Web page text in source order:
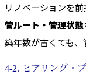
リノベーションを
管ルート・管理状態
築年数が古くても、
4-2. ヒアリング・